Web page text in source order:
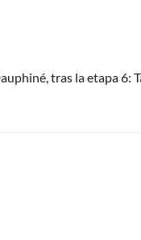
tras la etapa 6: